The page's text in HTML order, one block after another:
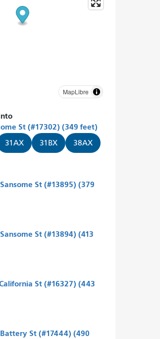
MapLibre
St (#17302) (349 feet)
31AX 31BX 38AX
St (#13895) (379
St (#13894) (413
St (#16327) (443
St (#17444) (490